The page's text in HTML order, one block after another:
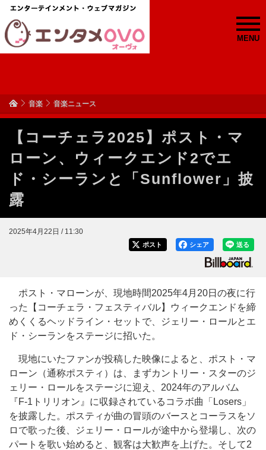
MENU
音楽 音楽ニュース
【コーチェラ2025】ポスト・マ
ローン、ウィークエンド2でエ
ド・シーランと「Sunflower」披
露
2025年4月22日 / 11:30
送る
シェア
ポスト
ポスト・マローンが、現地時間2025年4月20日の夜に行
った【コーチェラ・フェスティバル】ウィークエンドを締
めくくるヘッドライン・セットで、ジェリー・ロールとエ
ド・シーランをステージに招いた。
現地にいたファンが投稿した映像によると、ポスト・マ
ローン（通称ポスティ）は、まずカントリー・スターのジ
ェリー・ロールをステージに迎え、2024年のアルバム
『F-1トリリオン』に収録されているコラボ曲「Losers」
を披露した。ポスティが曲の冒頭のバースとコーラスをソ
ロで歌った後、ジェリー・ロールが途中から登場し、次の
パートを歌い始めると、観客は大歓声を上げた。そして2